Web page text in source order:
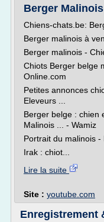
Berger
Chiens-chats.be:
Berger malinois à
Berger malinois -
Chiots Berger belge
Online.com
Petites annonces
Eleveurs ...
Berger belge : chien
Malinois ... - Wamiz
Portrait du malinois
Irak : chiot...
Lire la suite
Site : youtube.com
Enregistrement